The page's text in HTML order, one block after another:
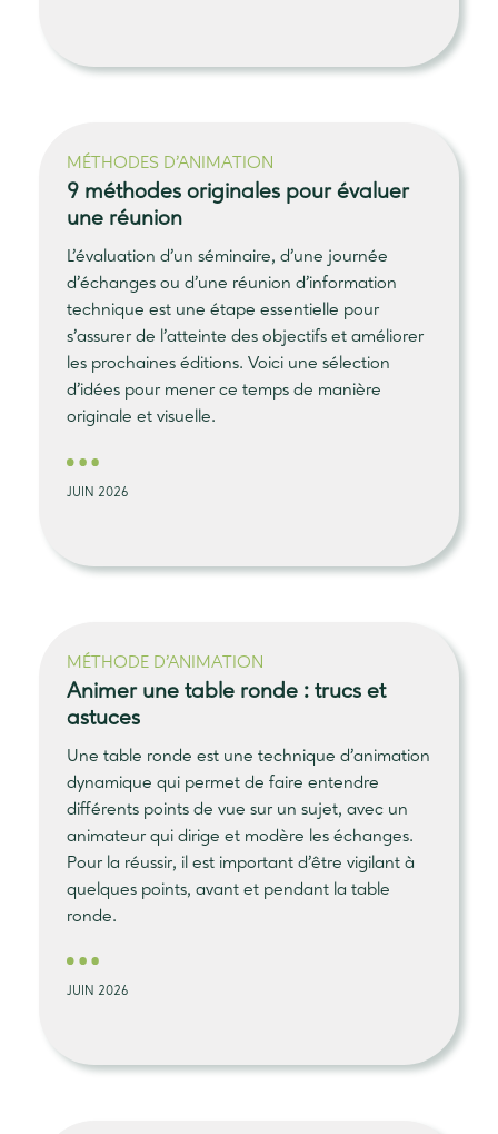
MÉTHODES D’ANIMATION
9 méthodes originales pour évaluer
une réunion
L’évaluation d’un séminaire, d’une journée
d’échanges ou d’une réunion d’information
technique est une étape essentielle pour
s’assurer de l’atteinte des objectifs et améliorer
les prochaines éditions. Voici une sélection
d’idées pour mener ce temps de manière
originale et visuelle.
JUIN 2026
MÉTHODE D’ANIMATION
Animer une table ronde : trucs et
astuces
Une table ronde est une technique d’animation
dynamique qui permet de faire entendre
différents points de vue sur un sujet, avec un
animateur qui dirige et modère les échanges.
Pour la réussir, il est important d’être vigilant à
quelques points, avant et pendant la table
ronde.
JUIN 2026